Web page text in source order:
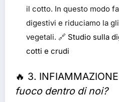
il cotto. In questo modo
digestivi e riduciamo la
vegetali. 🔗 Studio sulla
cotti e crudi
🔥 3.
fuoco dentro di noi?